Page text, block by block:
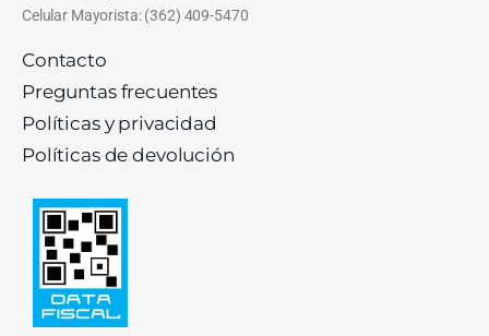
Celular Mayorista: (362) 409-5470
Contacto
Preguntas frecuentes
Políticas y privacidad
Políticas de devolución